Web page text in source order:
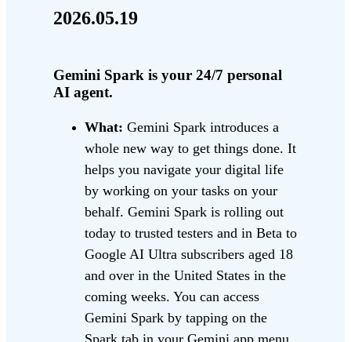
2026.05.19
Gemini Spark is your 24/7 personal
AI agent.
What: Gemini Spark introduces a
whole new way to get things done. It
helps you navigate your digital life
by working on your tasks on your
behalf. Gemini Spark is rolling out
today to trusted testers and in Beta to
Google AI Ultra subscribers aged 18
and over in the United States in the
coming weeks. You can access
Gemini Spark by tapping on the